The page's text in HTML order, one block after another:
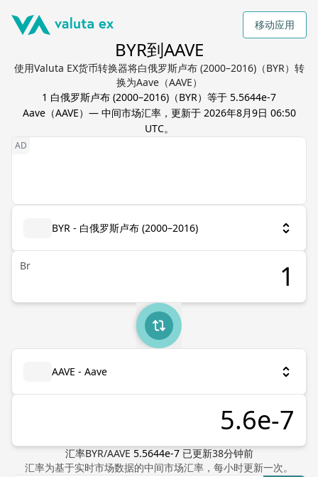
移动应用
BYR到AAVE
使用Valuta EX货币转换器将白俄罗斯卢布 (2000–2016)（BYR）转
换为Aave（AAVE）
1 白俄罗斯卢布 (2000–2016) （BYR）等于 5.5644e-7
Aave（AAVE）— 中间市场汇率，更新于 2026年8月9日 06:50
UTC。
BYR - 白俄罗斯卢布 (2000–2016)
Br
AAVE - Aave
汇率BYR/AAVE 5.5644e-7 已更新38分钟前
汇率为基于实时市场数据的中间市场汇率，每小时更新一次。